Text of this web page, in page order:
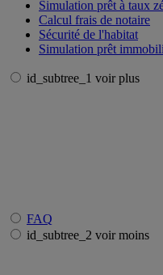
Simulation prêt à taux
Calcul frais de notaire
Sécurité de l'habitat
Simulation prêt
id_subtree_1 voir plus
FAQ
id_subtree_2 voir moins